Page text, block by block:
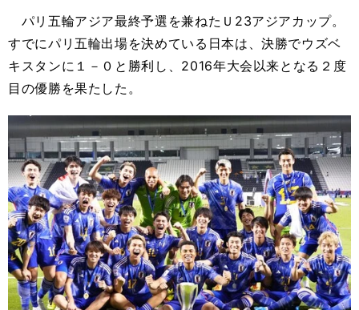
パリ五輪アジア最終予選を兼ねたＵ23アジアカップ。
すでにパリ五輪出場を決めている日本は、決勝でウズベ
キスタンに１－０と勝利し、2016年大会以来となる２度
目の優勝を果たした。